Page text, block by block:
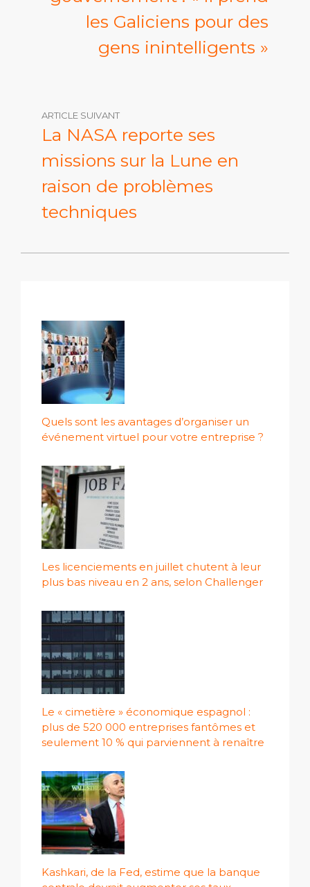
les Galiciens pour des
gens inintelligents »
ARTICLE SUIVANT
La NASA reporte ses
missions sur la Lune en
raison de problèmes
techniques
Quels sont les avantages d’organiser un
événement virtuel pour votre entreprise ?
Les licenciements en juillet chutent à leur
plus bas niveau en 2 ans, selon Challenger
Le « cimetière » économique espagnol :
plus de 520 000 entreprises fantômes et
seulement 10 % qui parviennent à renaître
Kashkari, de la Fed, estime que la banque